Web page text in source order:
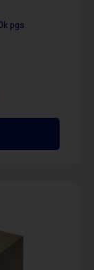
pgs